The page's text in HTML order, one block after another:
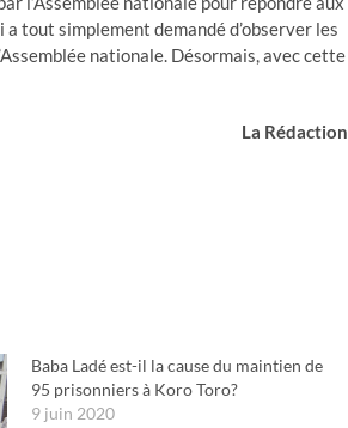
tout simplement demandé d’observer les
nationale. Désormais, avec cette
La Rédaction
Baba Ladé est-il la cause du maintien de
95 prisonniers à Koro Toro?
9 juin 2020